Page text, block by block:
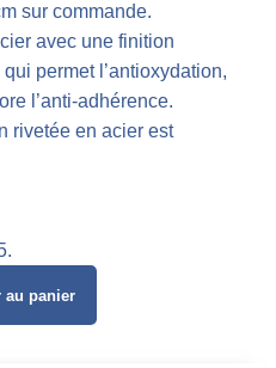
sur commande.
avec une finition
permet l’antioxydation,
l’anti-adhérence.
rivetée en acier est
au panier